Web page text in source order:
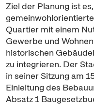
Ziel der Planung ist
Quartier mit einem
Gewerbe und
historischen
zu integrieren. Der
in seiner Sitzung am
Einleitung des
Absatz 1